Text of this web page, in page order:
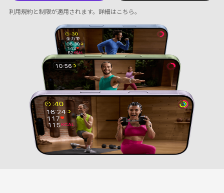
利用規約と制限が適用されます。 詳細はこちら。